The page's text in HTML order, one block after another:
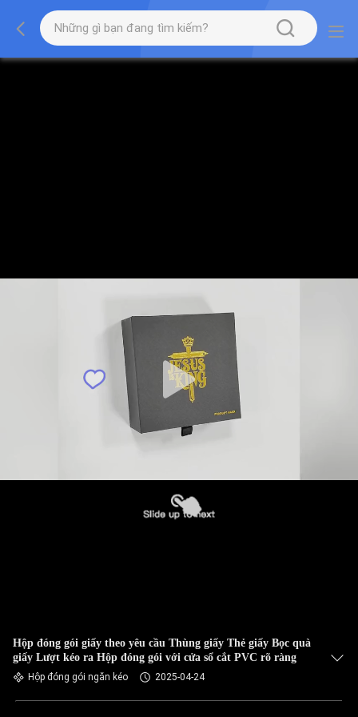
Hộp đóng gói giấy theo yêu cầu Thùng giấy Thẻ giấy Bọc quà
giấy Lượt kéo ra Hộp đóng gói với cửa sổ cắt PVC rõ ràng
Hộp đóng gói ngăn kéo 2025-04-24